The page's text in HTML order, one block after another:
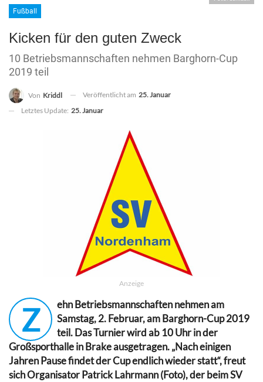
Fußball
Kicken für den guten Zweck
10 Betriebsmannschaften nehmen Barghorn-Cup
2019 teil
Von Kriddl Veröffentlicht am 25. Januar
Letztes Update: 25. Januar
Anzeige
Z
ehn Betriebsmannschaften nehmen am
Samstag, 2. Februar, am Barghorn-Cup 2019
teil. Das Turnier wird ab 10 Uhr in der
Großsporthalle in Brake ausgetragen. „Nach einigen
Jahren Pause findet der Cup endlich wieder statt“, freut
sich Organisator Patrick Lahrmann (Foto), der beim SV